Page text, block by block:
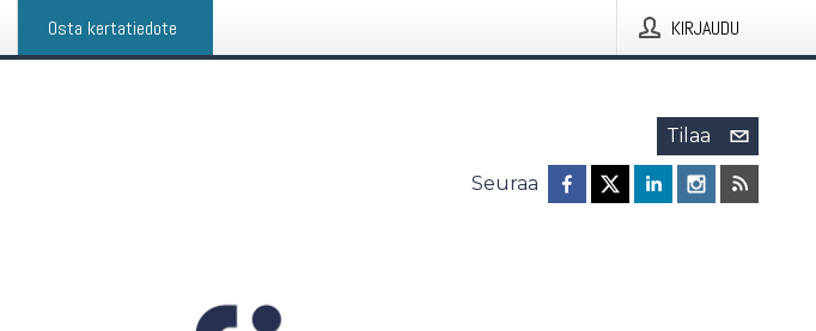
Osta kertatiedote KIRJAUDU
Tilaa
Seuraa